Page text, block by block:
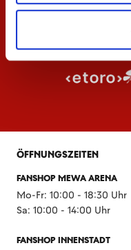
ÖFFNUNGSZEITEN
FANSHOP MEWA ARENA
Mo-Fr: 10:00 - 18:30 Uhr
Sa: 10:00 - 14:00 Uhr
FANSHOP INNENSTADT